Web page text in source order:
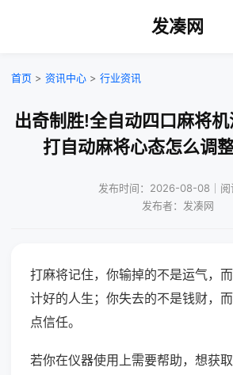
发凑网
首页 > 资讯中心 > 行业资讯
出奇制胜!全自动四口麻将机
打自动麻将心态怎么调
发布时间：2026-08-08｜阅
发布者：发凑网
打麻将记住，你输掉的不是运气，
计好的人生；你失去的不是钱财，
点信任。
若你在仪器使用上需要帮助，想获